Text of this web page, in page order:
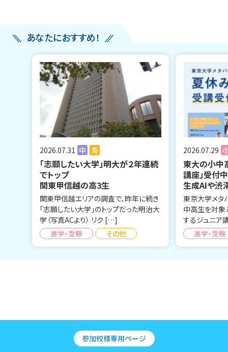
あなたにおすすめ！
2026.07.31 中 高
「志願したい大学」明大が２年連続
でトップ
関東甲信越の高3生
関東甲信越エリアの調査で、昨年に続き
「志願したい大学」のトップだった明治大
学（写真ACより） リク […]
進学・受験
その他
2026.07.29
東大の小中
講座」受付中
生成AIや渋
東京大学メタ
中高生を対象
するジュニ
進学・受験
参加校様専用ページ